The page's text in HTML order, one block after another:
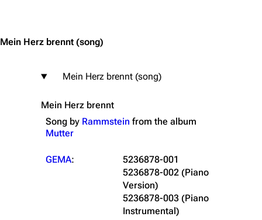
Mein Herz brennt (song)
Mein Herz brennt (song)
Mein Herz brennt
Song by Rammstein from the album
Mutter
GEMA:
5236878-001
5236878-002 (Piano
Version)
5236878-003 (Piano
Instrumental)